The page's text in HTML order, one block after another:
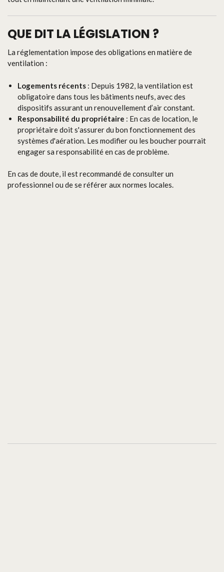
QUE DIT LA LÉGISLATION ?
La réglementation impose des obligations en matière de
ventilation :
Logements récents : Depuis 1982, la ventilation est
obligatoire dans tous les bâtiments neufs, avec des
dispositifs assurant un renouvellement d’air constant.
Responsabilité du propriétaire : En cas de location, le
propriétaire doit s'assurer du bon fonctionnement des
systèmes d'aération. Les modifier ou les boucher pourrait
engager sa responsabilité en cas de problème.
En cas de doute, il est recommandé de consulter un
professionnel ou de se référer aux normes locales.